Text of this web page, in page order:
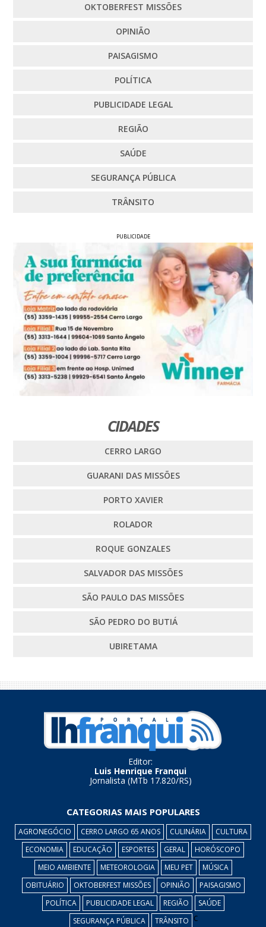
OKTOBERFEST MISSÕES
OPINIÃO
PAISAGISMO
POLÍTICA
PUBLICIDADE LEGAL
REGIÃO
SAÚDE
SEGURANÇA PÚBLICA
TRÂNSITO
PUBLICIDADE
CIDADES
CERRO LARGO
GUARANI DAS MISSÕES
PORTO XAVIER
ROLADOR
ROQUE GONZALES
SALVADOR DAS MISSÕES
SÃO PAULO DAS MISSÕES
SÃO PEDRO DO BUTIÁ
UBIRETAMA
Editor:
Luis Henrique Franqui
Jornalista (MTb 17.820/RS)
CATEGORIAS MAIS POPULARES
AGRONEGÓCIO CERRO LARGO 65 ANOS CULINÁRIA
CULTURA
ECONOMIA
EDUCAÇÃO ESPORTES GERAL
HORÓSCOPO
MEIO AMBIENTE
METEOROLOGIA MEU PET
MÚSICA
OBITUÁRIO
OKTOBERFEST MISSÕES OPINIÃO
PAISAGISMO
POLÍTICA
PUBLICIDADE LEGAL REGIÃO
SAÚDE
SEGURANÇA PÚBLICA
TRÂNSITO c